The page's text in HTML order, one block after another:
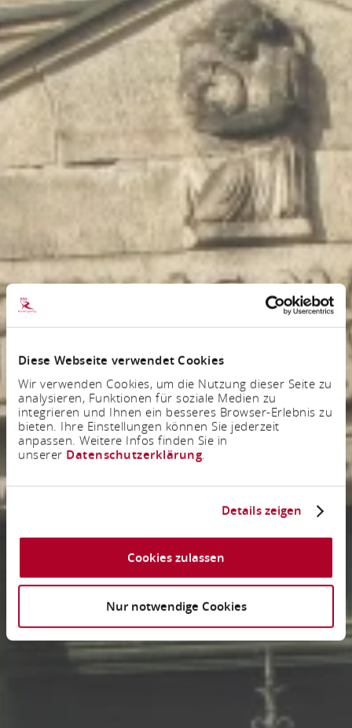
Diese Webseite verwendet Cookies
Wir verwenden Cookies, um die Nutzung dieser Seite zu
analysieren, Funktionen für soziale Medien zu
integrieren und Ihnen ein besseres Browser-Erlebnis zu
bieten. Ihre Einstellungen können Sie jederzeit
anpassen. Weitere Infos finden Sie in
unserer Datenschutzerklärung.
Details zeigen
Cookies zulassen
Nur notwendige Cookies